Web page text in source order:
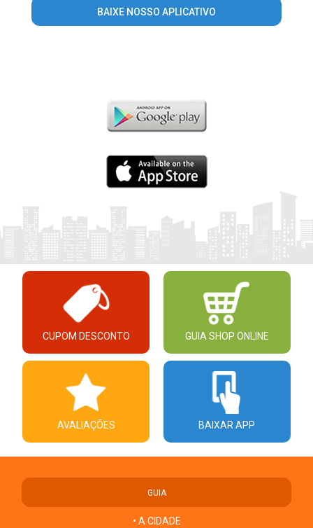
BAIXE NOSSO APLICATIVO
CUPOM DESCONTO GUIA SHOP ONLINE
AVALIAÇÕES BAIXAR APP
GUIA
• A CIDADE